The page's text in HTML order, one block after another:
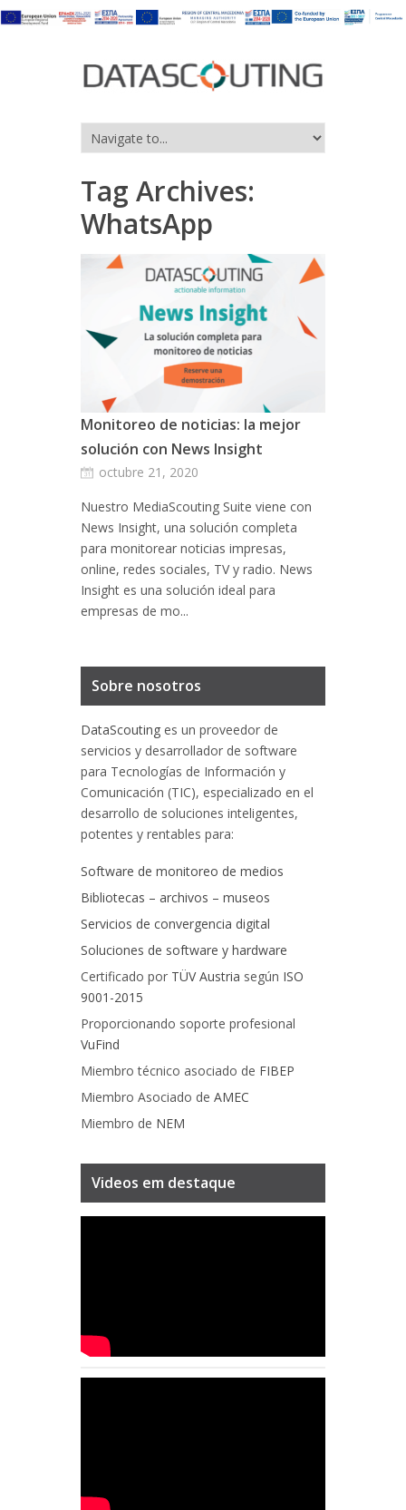
Tag Archives:
WhatsApp
Monitoreo de noticias: la mejor
solución con News Insight
octubre 21, 2020
Nuestro MediaScouting Suite viene con
News Insight, una solución completa
para monitorear noticias impresas,
online, redes sociales, TV y radio. News
Insight es una solución ideal para
empresas de mo...
Sobre nosotros
DataScouting es un proveedor de
servicios y desarrollador de software
para Tecnologías de Información y
Comunicación (TIC), especializado en el
desarrollo de soluciones inteligentes,
potentes y rentables para:
Software de monitoreo de medios
Bibliotecas – archivos – museos
Servicios de convergencia digital
Soluciones de software y hardware
Certificado por TÜV Austria según ISO
9001-2015
Proporcionando soporte profesional
VuFind
Miembro técnico asociado de FIBEP
Miembro Asociado de AMEC
Miembro de NEM
Videos em destaque